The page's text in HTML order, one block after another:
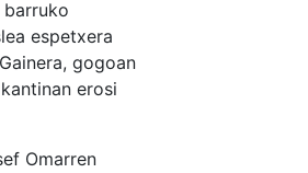
espetxera
gogoan
erosi
Omarren